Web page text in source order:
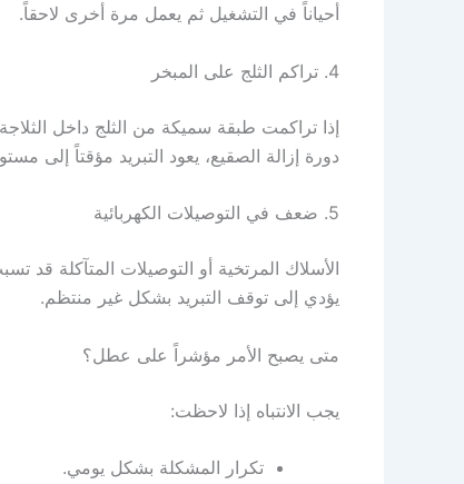
أحياناً في التشغيل ثم يعمل مرة أخرى لاحقاً.
4. تراكم الثلج على المبخر
إذا تراكمت طبقة سميكة من الثلج داخل
دورة إزالة الصقيع، يعود التبريد مؤقتاً إلى
5. ضعف في التوصيلات الكهربائية
الأسلاك المرتخية أو التوصيلات المتآكلة قد
يؤدي إلى توقف التبريد بشكل غير منتظم.
متى يصبح الأمر مؤشراً على عطل؟
يجب الانتباه إذا لاحظت:
تكرار المشكلة بشكل يومي.